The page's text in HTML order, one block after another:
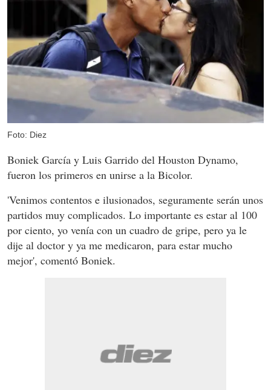
Foto: Diez
Boniek García y Luis Garrido del Houston Dynamo,
fueron los primeros en unirse a la Bicolor.
'Venimos contentos e ilusionados, seguramente serán unos
partidos muy complicados. Lo importante es estar al 100
por ciento, yo venía con un cuadro de gripe, pero ya le
dije al doctor y ya me medicaron, para estar mucho
mejor', comentó Boniek.